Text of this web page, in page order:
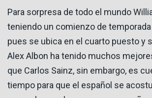
Para sorpresa de todo el mundo
teniendo un comienzo de
pues se ubica en el cuarto puesto y
Alex Albon ha tenido muchos
que Carlos Sainz, sin embargo, es
tiempo para que el español se